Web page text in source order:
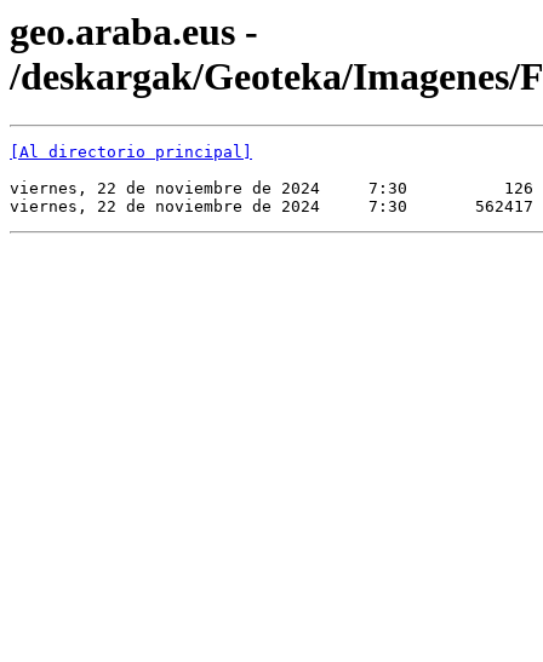
geo.araba.eus -
/deskargak/Geoteka/
[Al directorio principal]
viernes, 22 de noviembre de 2024     7:30          126
viernes, 22 de noviembre de 2024     7:30       562417